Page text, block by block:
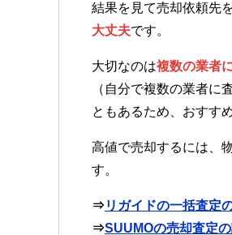
結果を見て売却依頼先
大丈夫です。
大切なのは複数の業者
（自分で複数の業者に
ともあるため、おすす
高値で売却するには、
す。
⇒リガイドの一括査定
⇒SUUMOの売却査定